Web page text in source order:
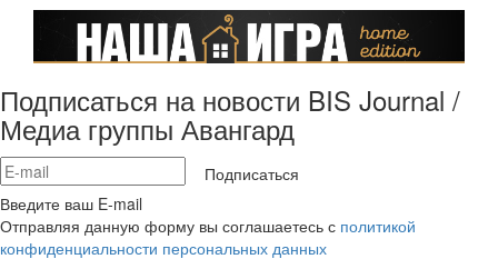
Подписаться на новости BIS Journal /
Медиа группы Авангард
Подписаться
Введите ваш E-mail
Отправляя данную форму вы соглашаетесь с политикой
конфиденциальности персональных данных